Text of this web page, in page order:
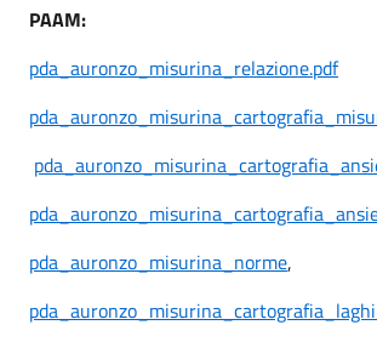
PAAM:
pda_auronzo_misurina_relazione.pdf
pda_auronzo_misurina_norme,